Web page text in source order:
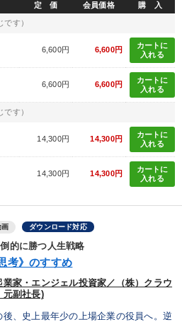
定 価 会員価格 購 入
です）
6,600円 6,600円
カートに
入れる
6,600円 6,600円
カートに
入れる
です）
14,300円 14,300円
カートに
入れる
14,300円 14,300円
カートに
入れる
画 ダウンロード対応
的に勝つ人生戦略
考》のすすめ
業家・エンジェル投資家／（株）クラウ
元副社長)
、史上最年少の上場企業の役員へ。逆